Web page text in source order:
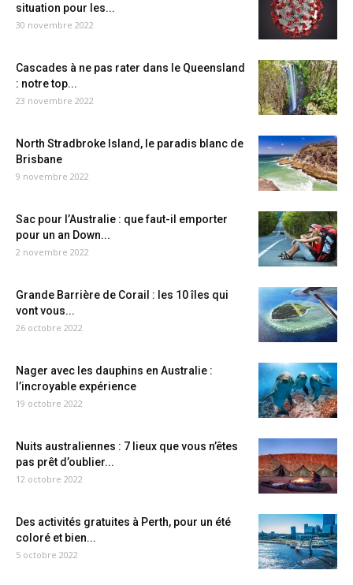
situation pour les...
30 novembre 2022
Cascades à ne pas rater dans le Queensland
: notre top...
23 novembre 2022
North Stradbroke Island, le paradis blanc de
Brisbane
9 novembre 2022
Sac pour l’Australie : que faut-il emporter
pour un an Down...
2 novembre 2022
Grande Barrière de Corail : les 10 îles qui
vont vous...
26 octobre 2022
Nager avec les dauphins en Australie :
l’incroyable expérience
19 octobre 2022
Nuits australiennes : 7 lieux que vous n’êtes
pas prêt d’oublier...
12 octobre 2022
Des activités gratuites à Perth, pour un été
coloré et bien...
5 octobre 2022